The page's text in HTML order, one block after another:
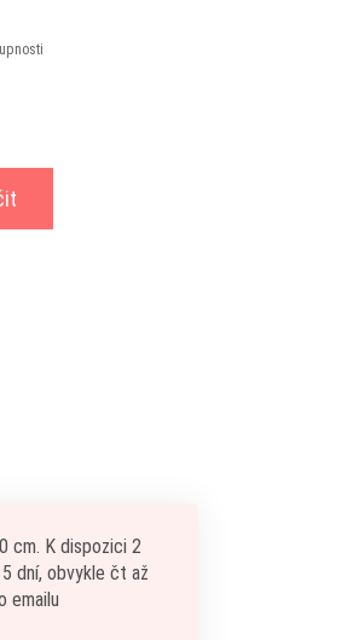
cm. K dispozici 2
dní, obvykle čt až
emailu